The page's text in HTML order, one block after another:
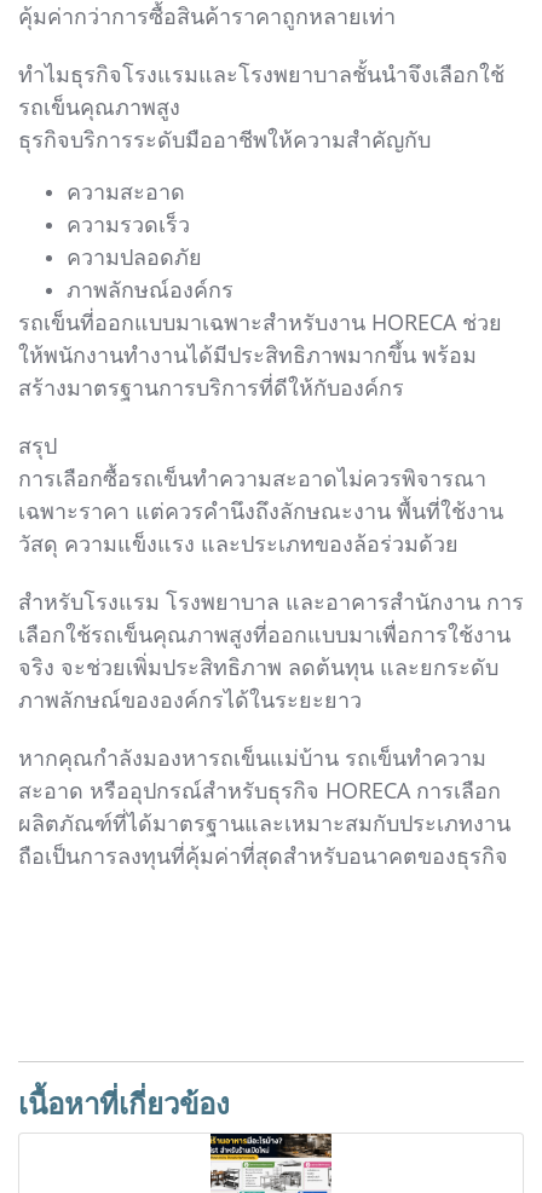
คุ้มค่ากว่าการซื้อสินค้าราคาถูกหลายเท่า
ทำไมธุรกิจโรงแรมและโรงพยาบาลชั้นนำจึงเลือกใช้
รถเข็นคุณภาพสูง
ธุรกิจบริการระดับมืออาชีพให้ความสำคัญกับ
ความสะอาด
ความรวดเร็ว
ความปลอดภัย
ภาพลักษณ์องค์กร
รถเข็นที่ออกแบบมาเฉพาะสำหรับงาน HORECA ช่วย
ให้พนักงานทำงานได้มีประสิทธิภาพมากขึ้น พร้อม
สร้างมาตรฐานการบริการที่ดีให้กับองค์กร
สรุป
การเลือกซื้อรถเข็นทำความสะอาดไม่ควรพิจารณา
เฉพาะราคา แต่ควรคำนึงถึงลักษณะงาน พื้นที่ใช้งาน
วัสดุ ความแข็งแรง และประเภทของล้อร่วมด้วย
สำหรับโรงแรม โรงพยาบาล และอาคารสำนักงาน การ
เลือกใช้รถเข็นคุณภาพสูงที่ออกแบบมาเพื่อการใช้งาน
จริง จะช่วยเพิ่มประสิทธิภาพ ลดต้นทุน และยกระดับ
ภาพลักษณ์ขององค์กรได้ในระยะยาว
หากคุณกำลังมองหารถเข็นแม่บ้าน รถเข็นทำความ
สะอาด หรืออุปกรณ์สำหรับธุรกิจ HORECA การเลือก
ผลิตภัณฑ์ที่ได้มาตรฐานและเหมาะสมกับประเภทงาน
ถือเป็นการลงทุนที่คุ้มค่าที่สุดสำหรับอนาคตของธุรกิจ
เนื้อหาที่เกี่ยวข้อง